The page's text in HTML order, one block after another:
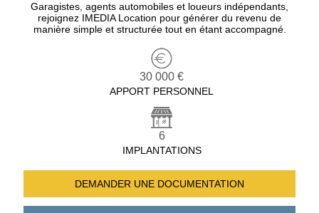
Garagistes, agents automobiles et loueurs indépendants,
rejoignez IMEDIA Location pour générer du revenu de
manière simple et structurée tout en étant accompagné.
30 000 €
APPORT PERSONNEL
6
IMPLANTATIONS
DEMANDER UNE DOCUMENTATION